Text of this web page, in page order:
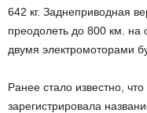
642 кг. Заднеприводная
преодолеть до 800 км. на
двумя электромоторами
Ранее стало известно,
зарегистрировала